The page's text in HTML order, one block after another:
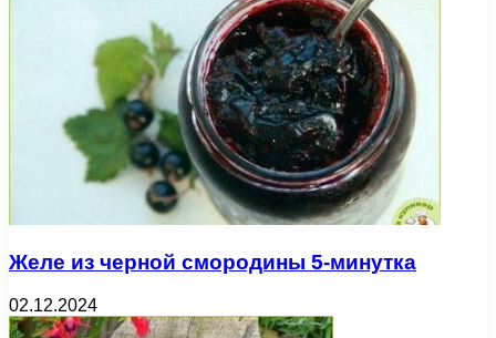
Желе из черной смородины 5-минутка
02.12.2024